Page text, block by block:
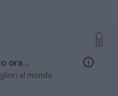
ora...
al mondo